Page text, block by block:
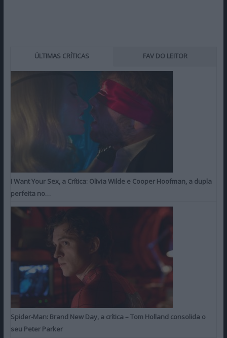
ÚLTIMAS CRÍTICAS FAV DO LEITOR
I Want Your Sex, a Crítica: Olivia Wilde e Cooper Hoofman, a dupla
perfeita no…
Spider-Man: Brand New Day, a crítica – Tom Holland consolida o
seu Peter Parker